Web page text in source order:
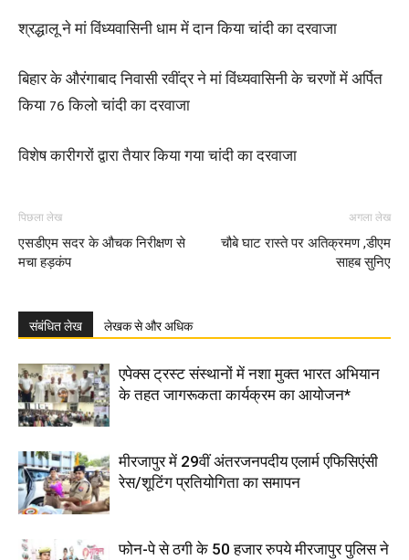
श्रद्धालू ने मां विंध्यवासिनी धाम में दान किया चांदी का दरवाजा
बिहार के औरंगाबाद निवासी रवींद्र ने मां विंध्यवासिनी के चरणों में अर्पित
किया 76 किलो चांदी का दरवाजा
विशेष कारीगरों द्वारा तैयार किया गया चांदी का दरवाजा
पिछला लेख
एसडीएम सदर के औचक निरीक्षण से
मचा हड़कंप
अगला लेख
चौबे घाट रास्ते पर अतिक्रमण ,डीएम
साहब सुनिए
संबंधित लेख लेखक से और अधिक
एपेक्स ट्रस्ट संस्थानों में नशा मुक्त भारत अभियान
के तहत जागरूकता कार्यक्रम का आयोजन*
मीरजापुर में 29वीं अंतरजनपदीय एलार्म एफिसिएंसी
रेस/शूटिंग प्रतियोगिता का समापन
फोन-पे से ठगी के 50 हजार रुपये मीरजापुर पुलिस ने